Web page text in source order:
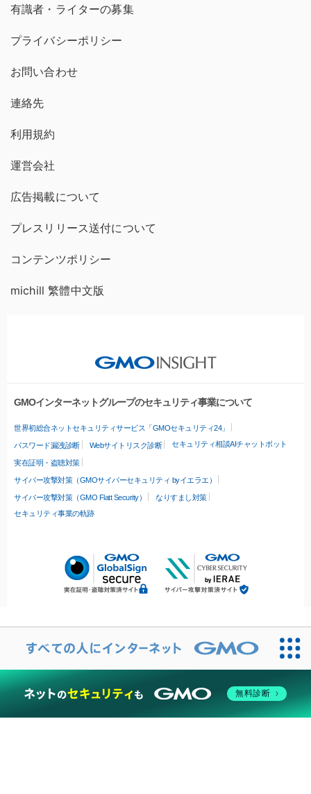
有識者・ライターの募集
プライバシーポリシー
お問い合わせ
連絡先
利用規約
運営会社
広告掲載について
プレスリリース送付について
コンテンツポリシー
michill 繁體中文版
GMOインターネットグループのセキュリティ事業について
世界初総合ネットセキュリティサービス「GMOセキュリティ24」
パスワード漏洩診断 Webサイトリスク診断 セキュリティ相談AIチャットボット
実在証明・盗聴対策
サイバー攻撃対策（GMOサイバーセキュリティ byイエラエ）
サイバー攻撃対策（GMO Flatt Security）
なりすまし対策
セキュリティ事業の軌跡
無料診断